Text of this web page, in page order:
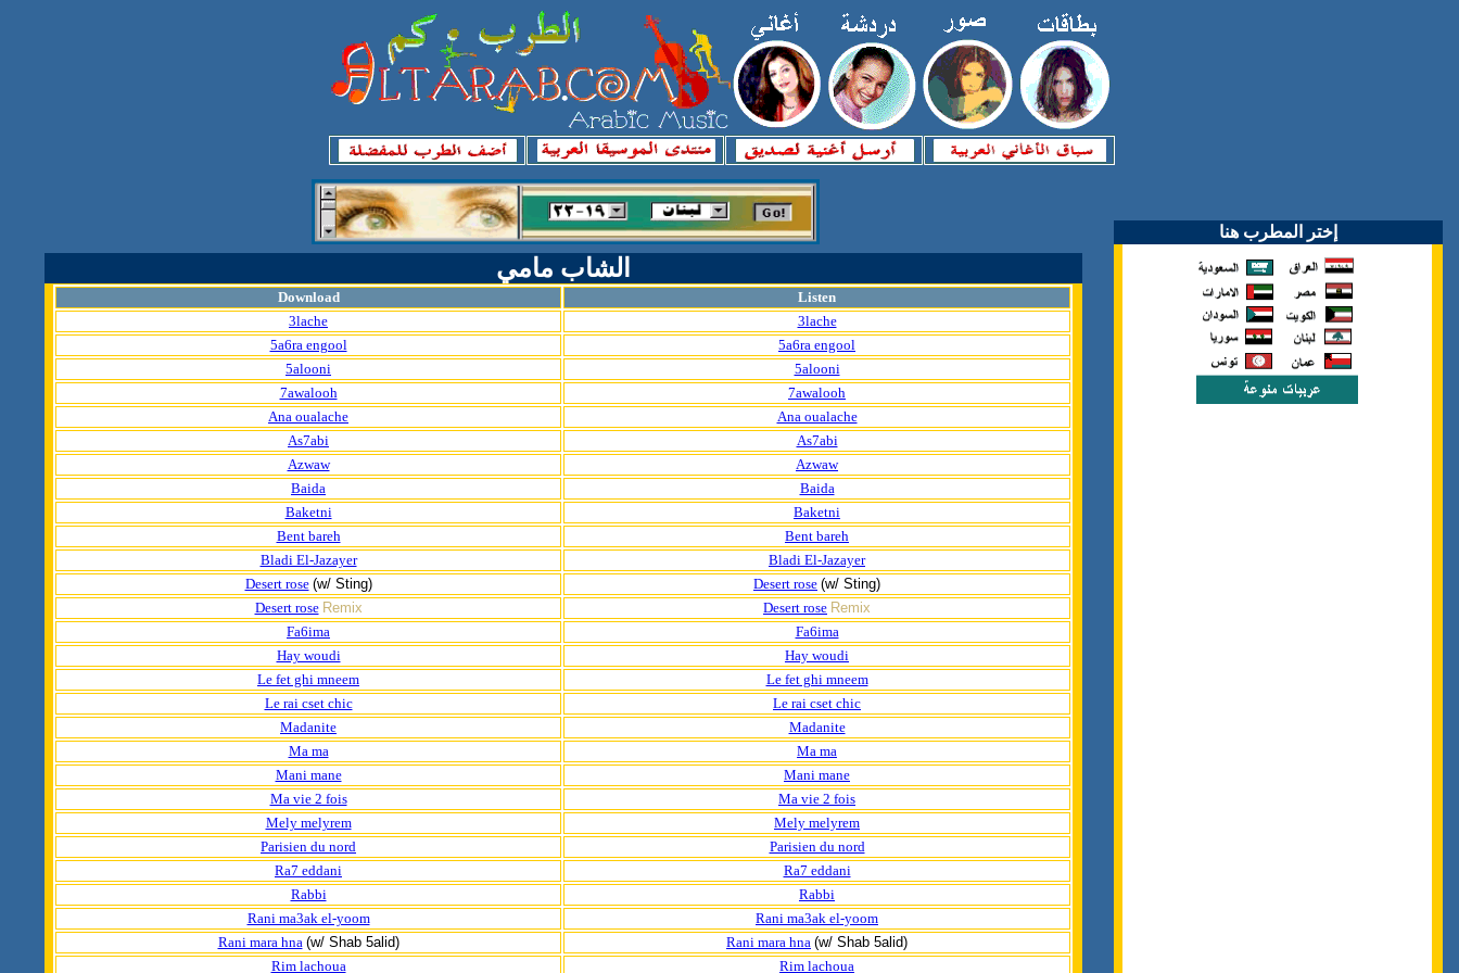
إختر المطرب هنا
الشاب مامي
Listen
Download
3lache
3lache
5a6ra engool
5a6ra engool
5alooni
5alooni
7awalooh
7awalooh
Ana oualache
Ana oualache
As7abi
As7abi
Azwaw
Azwaw
Baida
Baida
Baketni
Baketni
Bent bareh
Bent bareh
Bladi El-Jazayer
Bladi El-Jazayer
Desert rose (w/ Sting)
Desert rose (w/ Sting)
Desert rose Remix
Desert rose Remix
Fa6ima
Fa6ima
Hay woudi
Hay woudi
Le fet ghi mneem
Le fet ghi mneem
Le rai cset chic
Le rai cset chic
Madanite
Madanite
Ma ma
Ma ma
Mani mane
Mani mane
Ma vie 2 fois
Ma vie 2 fois
Mely melyrem
Mely melyrem
Parisien du nord
Parisien du nord
Ra7 eddani
Ra7 eddani
Rabbi
Rabbi
Rani ma3ak el-yoom
Rani ma3ak el-yoom
Rani mara hna (w/ Shab 5alid)
Rani mara hna (w/ Shab 5alid)
Rim lachoua
Rim lachoua